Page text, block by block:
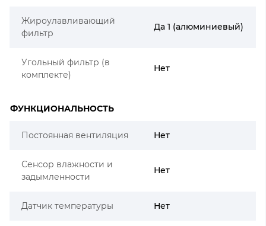
Жироулавливающий
фильтр
Да 1 (алюминиевый)
Угольный фильтр (в
комплекте)
Нет
ФУНКЦИОНАЛЬНОСТЬ
Постоянная вентиляция Нет
Сенсор влажности и
задымленности
Нет
Датчик температуры Нет